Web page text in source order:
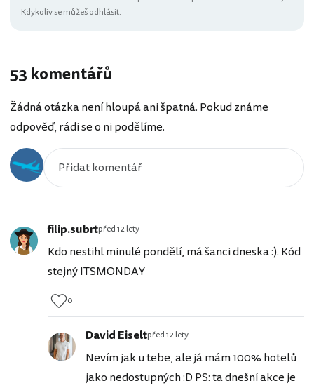
Kdykoliv se můžeš odhlásit.
53 komentářů
Žádná otázka není hloupá ani špatná. Pokud známe
odpověď, rádi se o ni podělíme.
filip.subrtpřed 12 lety
Kdo nestihl minulé pondělí, má šanci dneska :). Kód
stejný ITSMONDAY
0
David Eiseltpřed 12 lety
Nevím jak u tebe, ale já mám 100% hotelů
jako nedostupných :D PS: ta dnešní akce je